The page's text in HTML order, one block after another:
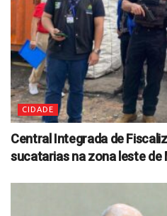
CIDADE
Central Integrada de
sucatarias na zona leste de